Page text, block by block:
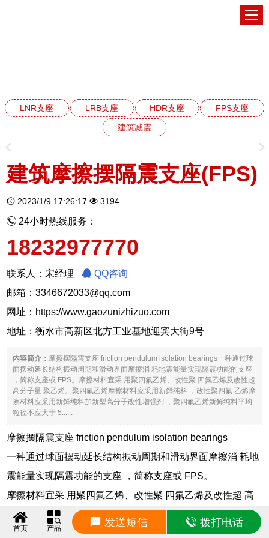
LNR支座 LRB支座 HDR支座
FPS支座
建筑减震
建筑摩擦摆隔震支座(FPS)
2023/1/9 17:26:17 3194
24小时热线服务：
18232977770
联系人：宋经理
QQ咨询
邮箱：3346672033@qq.com
网址： https://www.gaozunizhizuo.com
地址：衡水市高新区北方工业基地迎宾大街9号
内容简介： 摩擦摆隔震支座 friction pendulum isolation bearings一种通过球
面摆动延长结构振动周期和滑动界面摩擦消 耗地震能量实现隔震功能的支座
，简称支座或 FPS。摩擦材料宜采 用聚四氟乙烯、改性聚 四氟乙烯及改性超
高分子量 聚乙烯。聚四氟乙烯摩擦材料应采用新鲜纯料 ，改性聚四氟 乙烯摩
擦材料应采用新鲜纯料加新型高分子改性增强剂 ，聚四氟乙烯新鲜纯料平均
粒径不应大于 5......
摩擦摆隔震支座 friction pendulum isolation bearings
一种通过球面摆动延长结构振动周期和滑动界面摩擦消 耗地
震能量实现隔震功能的支座 ，简称支座或 FPS。
摩擦材料宜采 用聚四氟乙烯、改性聚 四氟乙烯及改性超 高
分子量 聚乙烯。聚四氟乙烯摩擦材料应采用新鲜纯料 ，改性
聚四氟 乙烯摩擦材料应采用新鲜纯料加新型高分子改性增强
首页 产品 发送短信 拨打电话